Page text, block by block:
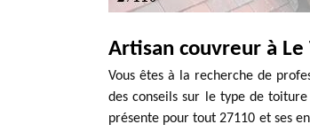
Artisan couvreur à
Vous êtes à la recherche de
des conseils sur le type de
présente pour tout 27110 et ses